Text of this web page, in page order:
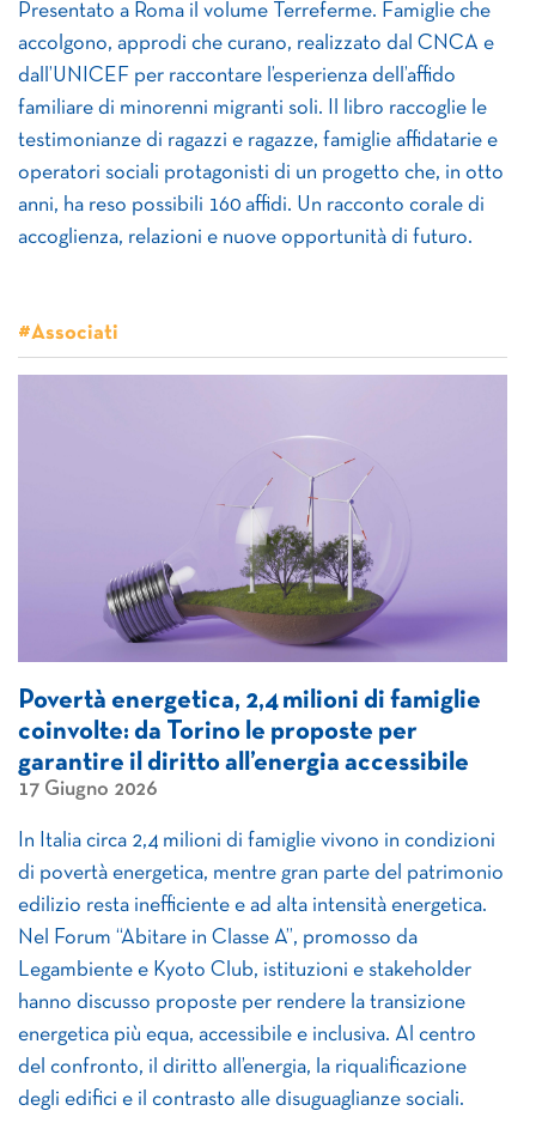
Presentato a Roma il volume Terreferme. Famiglie che
accolgono, approdi che curano, realizzato dal CNCA e
dall’UNICEF per raccontare l’esperienza dell’affido
familiare di minorenni migranti soli. Il libro raccoglie le
testimonianze di ragazzi e ragazze, famiglie affidatarie e
operatori sociali protagonisti di un progetto che, in otto
anni, ha reso possibili 160 affidi. Un racconto corale di
accoglienza, relazioni e nuove opportunità di futuro.
#Associati
Povertà energetica, 2,4 milioni di famiglie
coinvolte: da Torino le proposte per
garantire il diritto all’energia accessibile
17 Giugno 2026
In Italia circa 2,4 milioni di famiglie vivono in condizioni
di povertà energetica, mentre gran parte del patrimonio
edilizio resta inefficiente e ad alta intensità energetica.
Nel Forum “Abitare in Classe A”, promosso da
Legambiente e Kyoto Club, istituzioni e stakeholder
hanno discusso proposte per rendere la transizione
energetica più equa, accessibile e inclusiva. Al centro
del confronto, il diritto all’energia, la riqualificazione
degli edifici e il contrasto alle disuguaglianze sociali.